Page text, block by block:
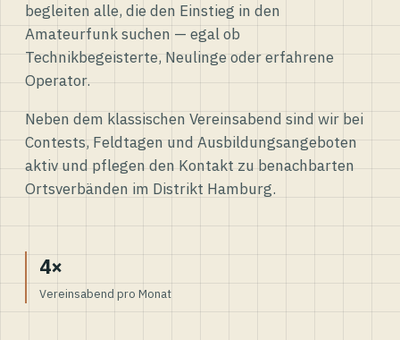
begleiten alle, die den Einstieg in den
Amateurfunk suchen — egal ob
Technikbegeisterte, Neulinge oder erfahrene
Operator.
Neben dem klassischen Vereinsabend sind wir bei
Contests, Feldtagen und Ausbildungsangeboten
aktiv und pflegen den Kontakt zu benachbarten
Ortsverbänden im Distrikt Hamburg.
4×
Vereinsabend pro Monat